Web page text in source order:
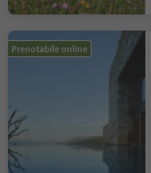
Prenotabile online